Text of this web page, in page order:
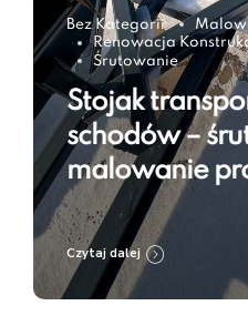
Bez Kategorii
Renowacja
Śrutowanie
Stojak
schodów –
malowanie
7016
Czytaj dalej